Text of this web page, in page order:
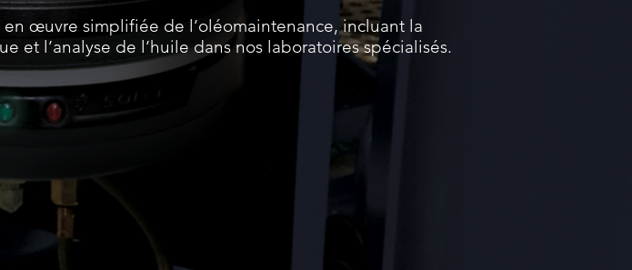
en œuvre simplifiée de l’oléomaintenance, incluant la
et l’analyse de l’huile dans nos laboratoires spécialisés.